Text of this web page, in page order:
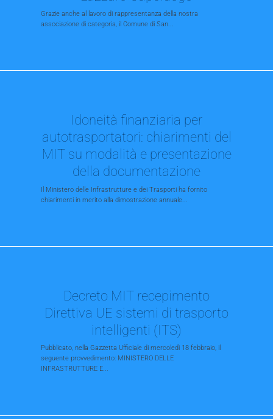
Grazie anche al lavoro di rappresentanza della nostra
associazione di categoria, il Comune di San...
Idoneità finanziaria per
autotrasportatori: chiarimenti del
MIT su modalità e presentazione
della documentazione
Il Ministero delle Infrastrutture e dei Trasporti ha fornito
chiarimenti in merito alla dimostrazione annuale...
Decreto MIT recepimento
Direttiva UE sistemi di trasporto
intelligenti (ITS)
Pubblicato, nella Gazzetta Ufficiale di mercoledì 18 febbraio, il
seguente provvedimento: MINISTERO DELLE
INFRASTRUTTURE E...